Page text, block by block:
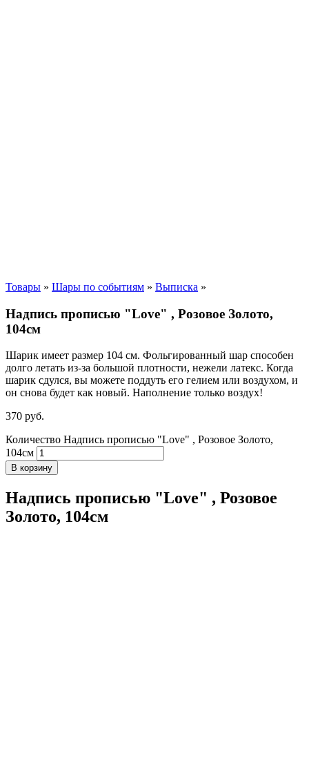
Товары » Шары по событиям » Выписка »
Надпись прописью "Love" , Розовое Золото,
104см
Шарик имеет размер 104 см. Фольгированный шар способен
долго летать из-за большой плотности, нежели латекс. Когда
шарик сдулся, вы можете поддуть его гелием или воздухом, и
он снова будет как новый. Наполнение только воздух!
370 руб.
Количество Надпись прописью "Love" , Розовое Золото,
104см
В корзину
Надпись прописью "Love" , Розовое
Золото, 104см